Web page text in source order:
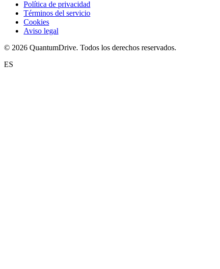
Política de privacidad
Términos del servicio
Cookies
Aviso legal
© 2026 QuantumDrive. Todos los derechos reservados.
ES